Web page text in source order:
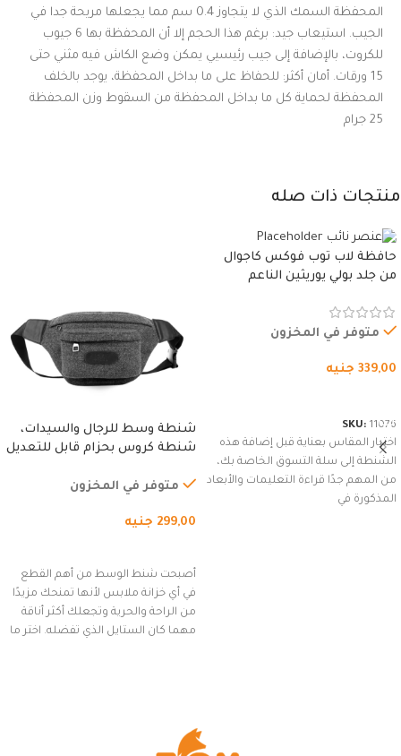
المحفظة السمك الذي لا يتجاوز 0.4 سم مما يجعلها مريحة جدا في
الجيب. استيعاب جيد: برغم هذا الحجم إلا أن المحفظة بها 6 جيوب
للكروت، بالإضافة إلى جيب رئيسيي يمكن وضع الكاش فيه مثني حتى
15 ورقات. أمان أكثر: للحفاظ على ما بداخل المحفظة، يوجد بالخلف
المحفظة لحماية كل ما بداخل المحفظة من السقوط وزن المحفظة
25 جرام
منتجات ذات صله
حافظة لاب توب فوكس كاجوال
من جلد بولي يوريثين الناعم
وسوستة.
متوفر في المخزون
339,00 جنيه
SKU: 11076
اختيار المقاس بعناية قبل إضافة هذه
الشنطة إلى سلة التسوق الخاصة بك،
من المهم جدًا قراءة التعليمات والأبعاد
المذكورة في
شنطة وسط للرجال والسيدات،
شنطة كروس بحزام قابل للتعديل
السفر، الجري العادي، المشي
(رمادي)
متوفر في المخزون
299,00 جنيه
أصبحت شنط الوسط من أهم القطع
في أي خزانة ملابس لأنها تمنحك مزيدًا
من الراحة والحرية وتجعلك أكثر أناقة
مهما كان الستايل الذي تفضله. اختر ما